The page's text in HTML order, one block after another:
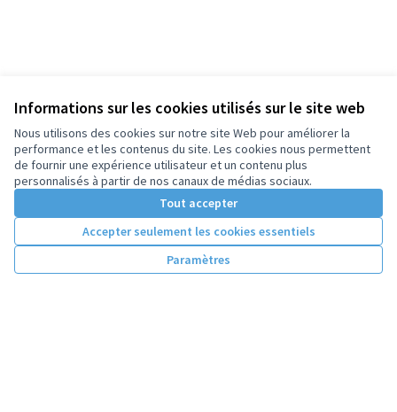
Informations sur les cookies utilisés sur le site web
Nous utilisons des cookies sur notre site Web pour améliorer la
performance et les contenus du site. Les cookies nous permettent
de fournir une expérience utilisateur et un contenu plus
personnalisés à partir de nos canaux de médias sociaux.
Tout accepter
Accepter seulement les cookies essentiels
Paramètres